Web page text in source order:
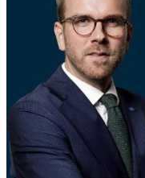
MOTIONER
STYRELSEN